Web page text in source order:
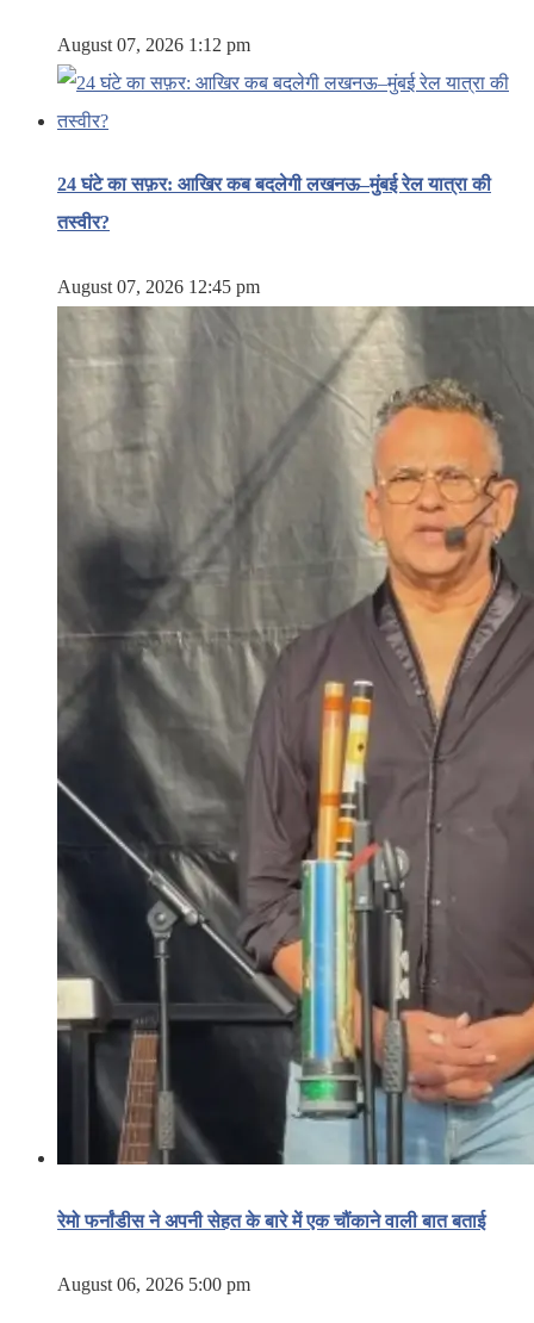
August 07, 2026 1:12 pm
24 घंटे का सफ़र: आखिर कब बदलेगी लखनऊ–मुंबई रेल यात्रा की
तस्वीर?
August 07, 2026 12:45 pm
रेमो फर्नांडीस ने अपनी सेहत के बारे में एक चौंकाने वाली बात बताई
August 06, 2026 5:00 pm